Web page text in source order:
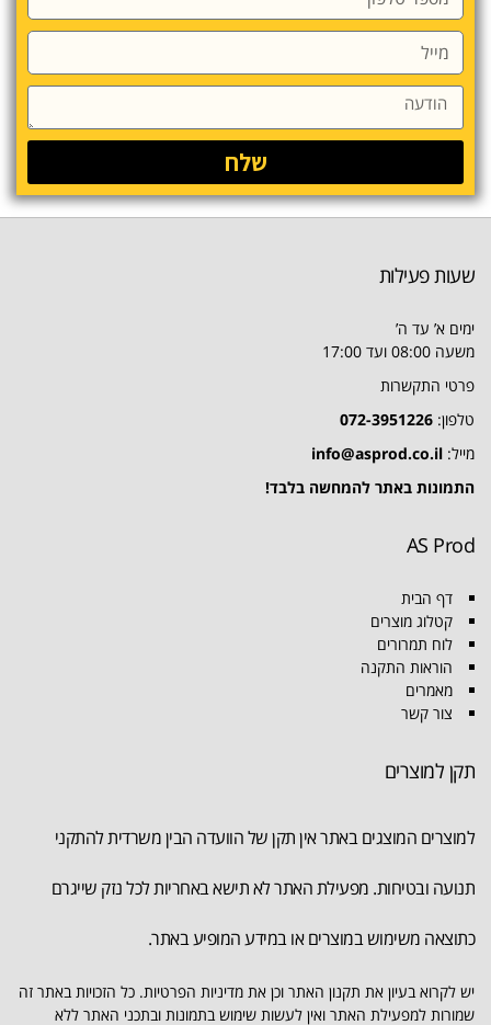
שלח
שעות פעילות
ימים א’ עד ה’
משעה 08:00 ועד 17:00
פרטי התקשרות
טלפון: 072-3951226
מייל: info@asprod.co.il
התמונות באתר להמחשה בלבד!
AS Prod
דף הבית
קטלוג מוצרים
לוח תמרורים
הוראות התקנה
מאמרים
צור קשר
תקן למוצרים
למוצרים המוצגים באתר אין תקן של הוועדה הבין משרדית להתקני
תנועה ובטיחות. מפעילת האתר לא תישא באחריות לכל נזק שייגרם
כתוצאה משימוש במוצרים או במידע המופיע באתר.
יש לקרוא בעיון את תקנון האתר וכן את מדיניות הפרטיות. כל הזכויות באתר זה
שמורות למפעילת האתר ואין לעשות שימוש בתמונות ובתכני האתר ללא